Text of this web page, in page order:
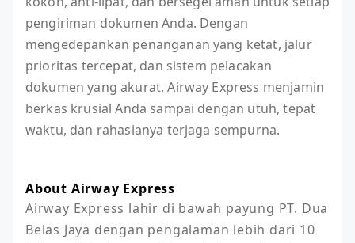
pengiriman dokumen Anda. Dengan
mengedepankan penanganan yang ketat, jalur
prioritas tercepat, dan sistem pelacakan
dokumen yang akurat, Airway Express menjamin
berkas krusial Anda sampai dengan utuh, tepat
waktu, dan rahasianya terjaga sempurna.
About Airway Express
Airway Express lahir di bawah payung PT. Dua
Belas Jaya dengan pengalaman lebih dari 10